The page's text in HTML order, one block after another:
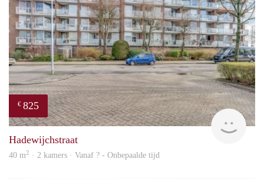
€ 825
Hadewijchstraat
40 m2 · 2 kamers · Vanaf ? - Onbepaalde tijd